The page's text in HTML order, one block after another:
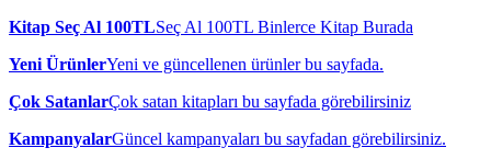
Kitap Seç Al 100TLSeç Al 100TL Binlerce Kitap Burada
Yeni ÜrünlerYeni ve güncellenen ürünler bu sayfada.
Çok SatanlarÇok satan kitapları bu sayfada görebilirsiniz
KampanyalarGüncel kampanyaları bu sayfadan görebilirsiniz.